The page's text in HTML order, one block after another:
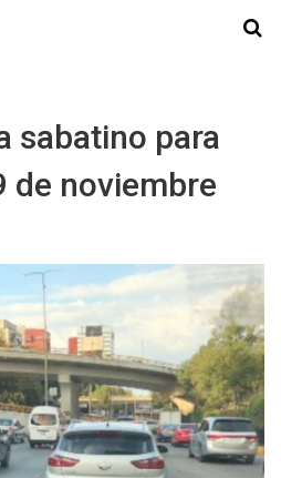
sabatino para
de noviembre